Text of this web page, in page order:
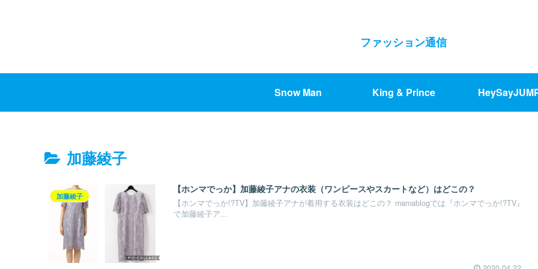
ファッション通信
Snow Man King & Prince
加藤綾子
加藤綾子
【ホンマでっか】加藤綾子アナの衣装（ワンピースやスカートなど）はどこの？
【ホンマでっか!?TV】加藤綾子アナが着用する衣装はどこの？ mamablogでは『ホンマでっか!?TV』
で加藤綾子ア...